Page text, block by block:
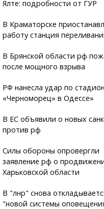
Ялте: подробности от ГУР
В Краматорске
работу станция
В Брянской области рф
после мощного взрыва
РФ нанесла удар по
«Черноморец» в Одессе»
В ЕС объявили о новых
против рф
Силы обороны опровергли
заявление рф о
Харьковской области
В "лнр" снова
"новой системы